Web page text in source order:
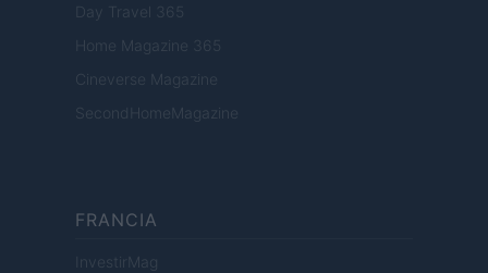
Day Travel 365
Home Magazine 365
Cineverse Magazine
SecondHomeMagazine
FRANCIA
InvestirMag